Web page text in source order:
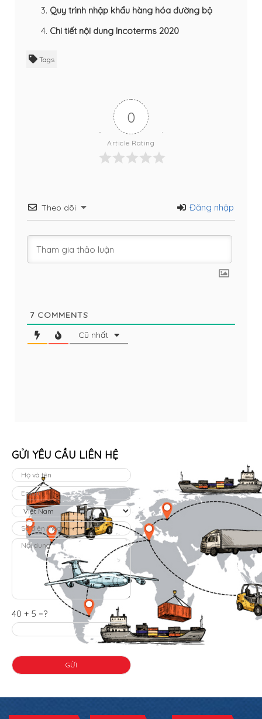
Quy trình nhập khẩu hàng hóa đường bộ
Chi tiết nội dung Incoterms 2020
Tags
0
Article Rating
Theo dõi Đăng nhập
7 COMMENTS
Cũ nhất
GỬI YÊU CẦU LIÊN HỆ
40 + 5 =?